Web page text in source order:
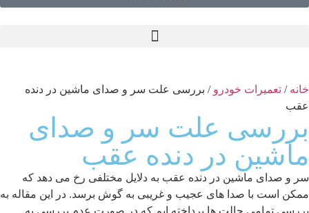
/تعمیرات خودرو/ بررسی علت سر و صدای ماشین در دنده
علت سر و صدای
در دنده عقب
و صدای ماشین در دنده عقب به دلایل مختلفی رخ می دهد که
است با صدا های عجیب و غریبی به گوش برسد. در این مقاله به
تمامی حالت ها پرداخته ایم که در صورت عدم بررسی به